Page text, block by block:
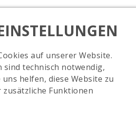
auf unserer Website.
sind technisch notwendig,
helfen, diese Website zu
Funktionen